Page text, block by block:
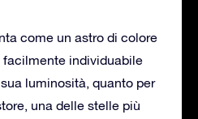
come un astro di colore
individuabile
luminosità, quanto per
una delle stelle più